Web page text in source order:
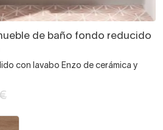
de baño fondo reducido
con lavabo Enzo de cerámica y